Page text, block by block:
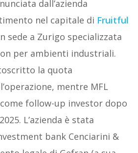
dall’azienda
nel capitale di Fruitful
sede a Zurigo specializzata
per ambienti industriali.
la quota
mentre MFL
follow-up investor dopo
L’azienda è stata
bank Cenciarini &